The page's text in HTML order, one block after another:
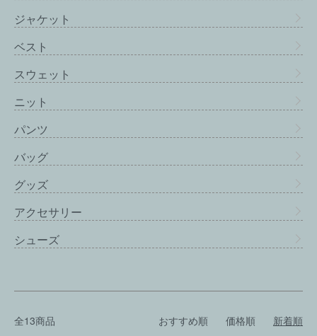
ジャケット
ベスト
スウェット
ニット
パンツ
バッグ
グッズ
アクセサリー
シューズ
全13商品 おすすめ順 価格順 新着順